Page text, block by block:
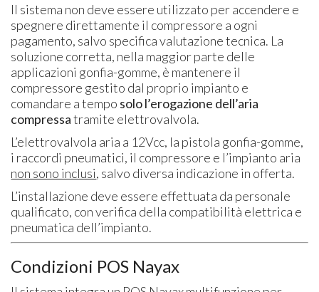
Il sistema non deve essere utilizzato per accendere e
spegnere direttamente il compressore a ogni
pagamento, salvo specifica valutazione tecnica. La
soluzione corretta, nella maggior parte delle
applicazioni gonfia-gomme, è mantenere il
compressore gestito dal proprio impianto e
comandare a tempo solo l’erogazione dell’aria
compressatramite elettrovalvola.
L’elettrovalvola aria a 12Vcc, la pistola gonfia-gomme,
i raccordi pneumatici, il compressore e l’impianto aria
non sono inclusi, salvo diversa indicazione in offerta.
L’installazione deve essere effettuata da personale
qualificato, con verifica della compatibilità elettrica e
pneumatica dell’impianto.
Condizioni POS Nayax